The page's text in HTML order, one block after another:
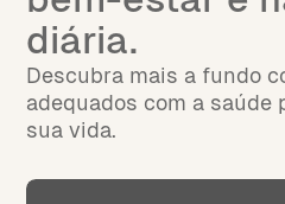
diária.
Descubra mais a fundo
adequados com a saúde
sua vida.